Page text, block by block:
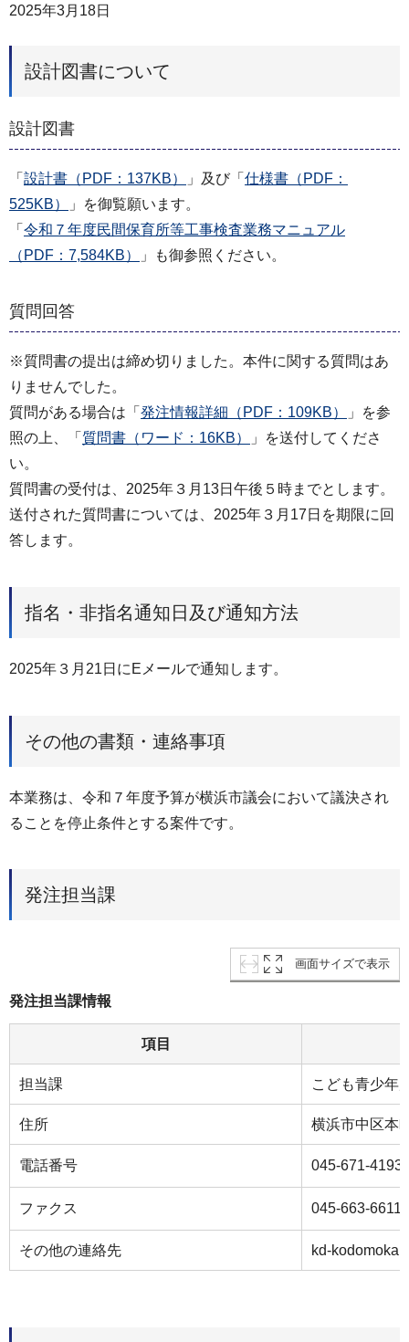
2025年3月18日
設計図書について
設計図書
「 設計書（PDF：137KB） 」及び「 仕様書（PDF：
525KB）
」を御覧願います。
「 令和７年度民間保育所等工事検査業務マニュアル
（PDF：7,584KB）
」も御参照ください。
質問回答
※質問書の提出は締め切りました。本件に関する質問はあ
りませんでした。
質問がある場合は「 発注情報詳細（PDF：109KB）
」を参
照の上、「 質問書（ワード：16KB）
」を送付してくださ
い。
質問書の受付は、2025年３月13日午後５時までとします。
送付された質問書については、2025年３⽉17⽇を期限に回
答します。
指名・非指名通知日及び通知方法
2025年３⽉21⽇にEメールで通知します。
その他の書類・連絡事項
本業務は、令和７年度予算が横浜市議会において議決され
ることを停止条件とする案件です。
発注担当課
画面サイズで表示
発注担当課情報
項目
担当課 こども青少年
住所 横浜市中区本
電話番号 045-671-4193
ファクス 045-663-6611
その他の連絡先 kd-